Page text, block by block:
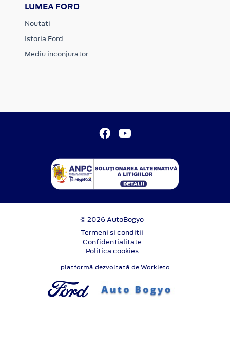
LUMEA FORD
Noutati
Istoria Ford
Mediu inconjurator
© 2026 AutoBogyo
Termeni si conditii
Confidentialitate
Politica cookies
platformă dezvoltată de Workleto